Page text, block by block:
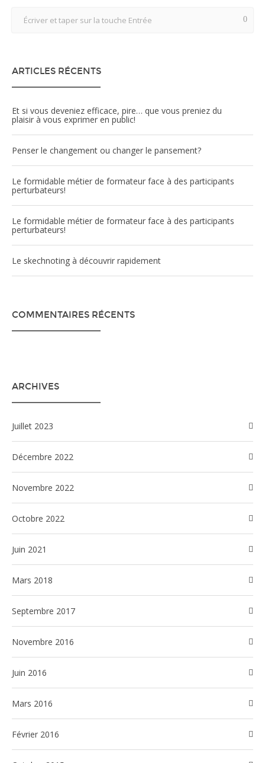
ARTICLES RÉCENTS
Et si vous deveniez efficace, pire… que vous preniez du
plaisir à vous exprimer en public!
Penser le changement ou changer le pansement?
Le formidable métier de formateur face à des participants
perturbateurs!
Le formidable métier de formateur face à des participants
perturbateurs!
Le skechnoting à découvrir rapidement
COMMENTAIRES RÉCENTS
ARCHIVES
juillet 2023
décembre 2022
novembre 2022
octobre 2022
juin 2021
mars 2018
septembre 2017
novembre 2016
juin 2016
mars 2016
février 2016